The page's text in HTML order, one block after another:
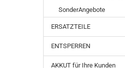
SonderAngebote
ERSATZTEILE
ENTSPERREN
AKKUT für Ihre Kunden